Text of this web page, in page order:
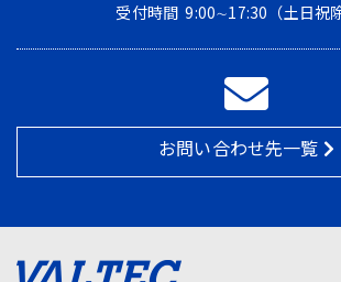
受付時間 9:00∼17:30（土日祝除
お問い合わせ先一覧